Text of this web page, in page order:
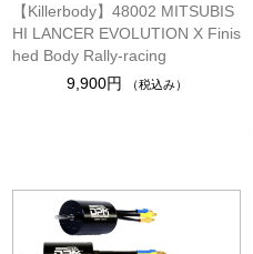
【Killerbody】48002 MITSUBIS
HI LANCER EVOLUTION X Finis
hed Body Rally-racing
9,900円
（税込み）